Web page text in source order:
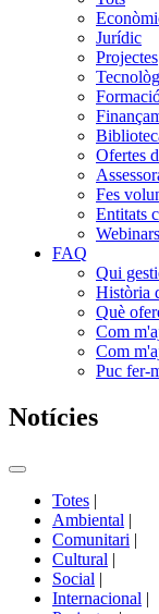
Jurídic
Projectes
Ofertes
Fes
Entitats
Webinars
FAQ
Qui
Història
Què
Com
Com
Puc fer-
Notícies
Commutador
portals
Totes |
Ambiental |
Comunitari |
Cultural |
Social |
Internacional |